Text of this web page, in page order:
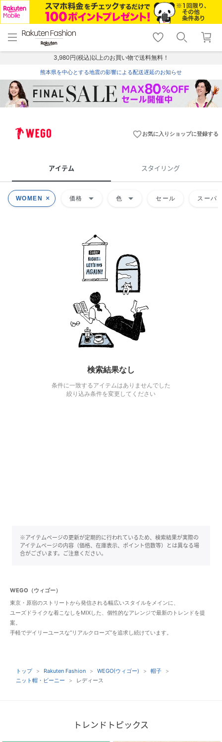
menu home
トップ
shopping_cart lock_outline
ログイン
3,980円(税込)以上のお買い物で送料無料！
熊本県を中心とする地震の影響による配送遅延のお知らせ
favorite_borderお気に入りショップに登録する
アイテム スタイリング
WOMEN 価格 arrow_drop_down 色 arrow_drop_down セール スーパ
検索結果なし
条件に一致するアイテムはありませんでした
絞り込み条件を変更してください
※アイテムページの更新が定期的に行われているため、検索結果が実際の
アイテムページの内容（価格、在庫表示、ポイント倍数等）とは異なる場
合がございます。ご注意ください。
WEGO（ウィゴー）
東京・原宿のストリートから発信される幅広いスタイルをメインに、
ユーズドライクな着こなしをMIXした、個性的なアレンジで最新のトレンドを提
案。
手軽でデイリーユースな“リアルクローズ”を追求し続けています。
トップ Rakuten Fashion WEGO(ウィゴー)
帽子
ニット帽・ビーニー
レディース
トレンドトピックス